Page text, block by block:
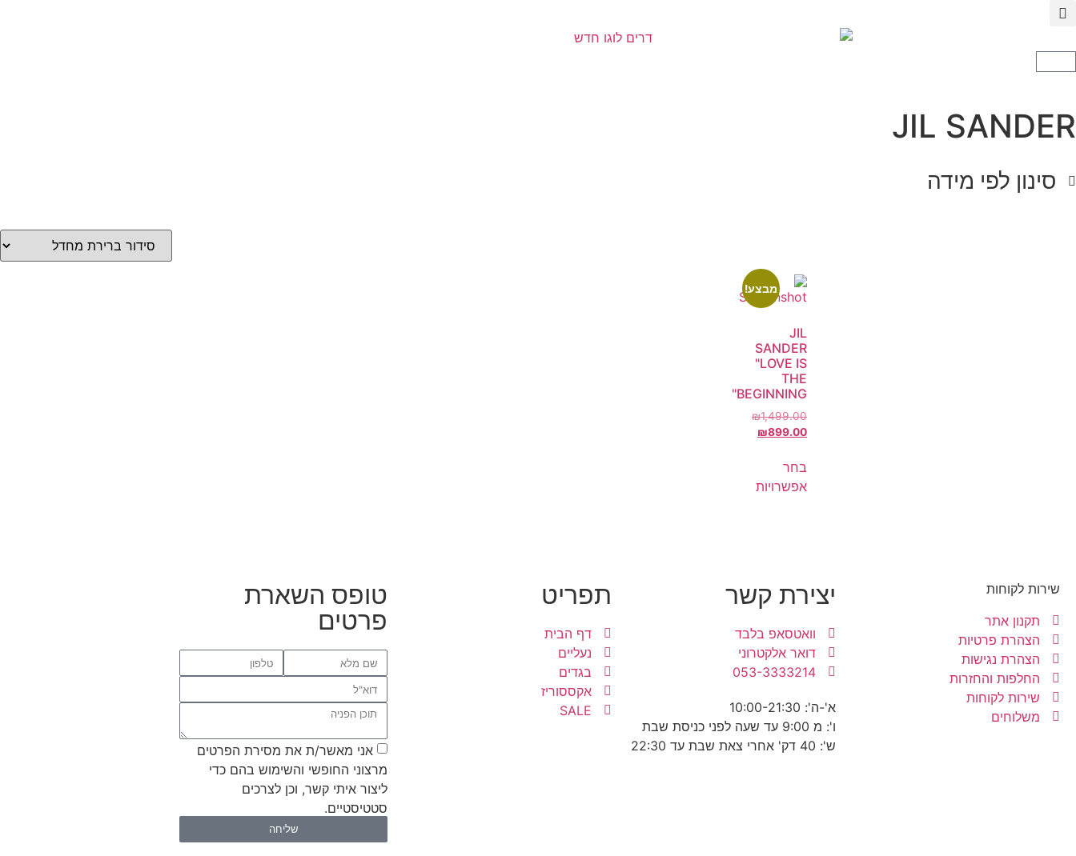
JIL SANDER
סינון לפי מידה
מבצע!
JIL
SANDER
"LOVE IS
THE
BEGINNING"
₪1,499.00
₪899.00
בחר
אפשרויות
שירות לקוחות
תקנון אתר
הצהרת פרטיות
הצהרת נגישות
החלפות והחזרות
שירות לקוחות
משלוחים
יצירת קשר
וואטסאפ בלבד
דואר אלקטרוני
053-3333214
א'-ה': 10:00-21:30
ו': מ 9:00 עד שעה לפני כניסת שבת
ש': 40 דק' אחרי צאת שבת עד 22:30
תפריט
דף הבית
נעליים
בגדים
אקססוריז
SALE
טופס השארת
פרטים
אני מאשר/ת את מסירת הפרטים
מרצוני החופשי והשימוש בהם כדי
ליצור איתי קשר, וכן לצרכים
סטטיסטיים.
שליחה